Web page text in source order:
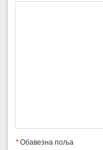
*Обавезна поља